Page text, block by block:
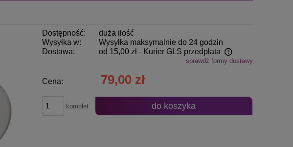
Dostępność:
duża ilość
Wysyłka w:
Wysyłka maksymalnie do 24 godzin
Dostawa:
od 15,00 zł - Kurier GLS przedpłata
Cena nie zawiera ewentualnych kosztów
płatności
sprawdź formy dostawy
Cena: 79,00 zł
komplet do koszyka